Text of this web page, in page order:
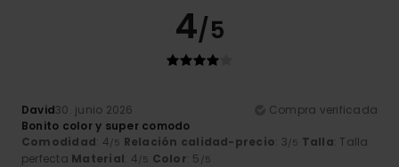
4/5
David30. junio 2026
Compra verificada
Bonito color y super comodo
Comodidad: 4/5 Relación calidad-precio: 3/5 Talla: Talla
perfecta Material: 4/5 Color: 5 /5